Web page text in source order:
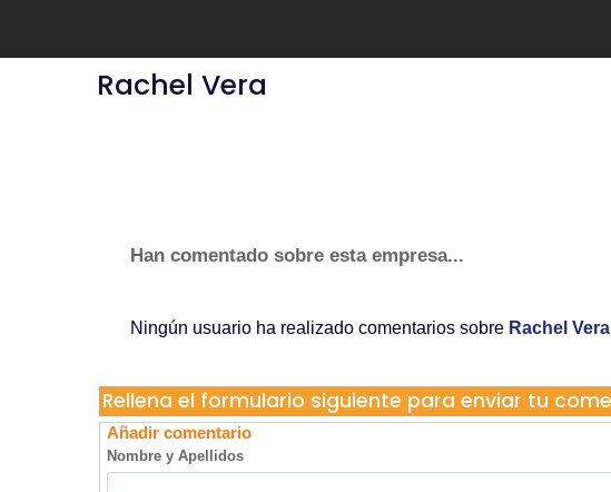
Rachel Vera
Han comentado sobre esta empresa...
Ningún usuario ha realizado comentarios sobre Rachel Vera